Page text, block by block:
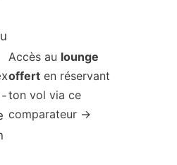
Accès au lounge
offert en réservant
ton vol via ce
comparateur →